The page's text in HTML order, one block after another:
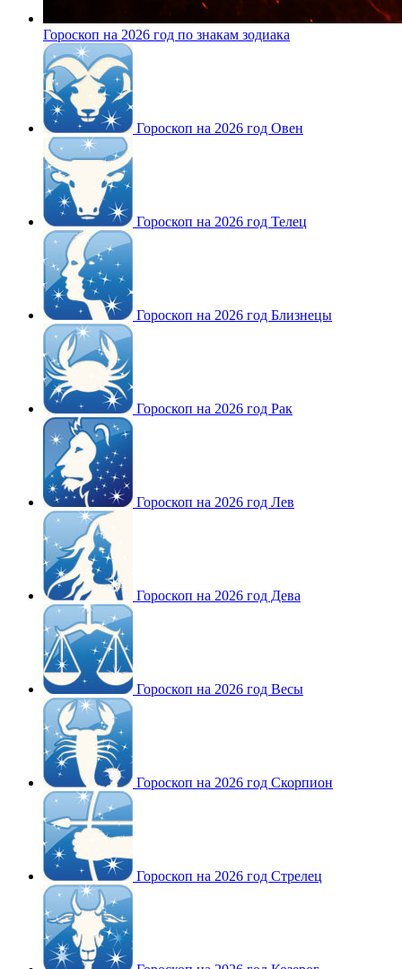
Гороскоп на 2026 год по знакам зодиака
Гороскоп на 2026 год Овен
Гороскоп на 2026 год Телец
Гороскоп на 2026 год Близнецы
Гороскоп на 2026 год Рак
Гороскоп на 2026 год Лев
Гороскоп на 2026 год Дева
Гороскоп на 2026 год Весы
Гороскоп на 2026 год Скорпион
Гороскоп на 2026 год Стрелец